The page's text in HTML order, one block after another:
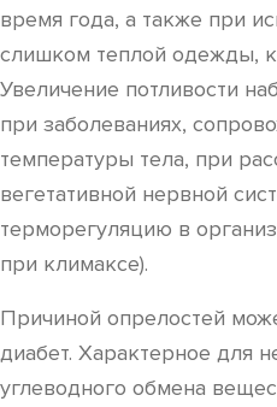
время года, а также при
слишком теплой одежды,
Увеличение потливости
при заболеваниях,
температуры тела, при
вегетативной нервной
терморегуляцию в
при климаксе).
Причиной опрелостей
диабет. Характерное для
углеводного обмена